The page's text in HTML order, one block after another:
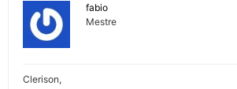
fabio
Mestre
Clerison,